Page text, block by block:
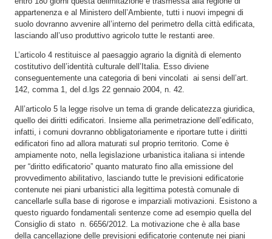
appartenenza e al Ministero dell’Ambiente, tutti i nuovi impegni di
suolo dovranno avvenire all’interno del perimetro della città edificata,
lasciando all’uso produttivo agricolo tutte le restanti aree.
L’articolo 4 restituisce al paesaggio agrario la dignità di elemento
costitutivo dell’identità culturale dell’Italia. Esso diviene
conseguentemente una categoria di beni vincolati ai sensi dell’art.
142, comma 1, del d.lgs 22 gennaio 2004, n. 42.
All’articolo 5 la legge risolve un tema di grande delicatezza giuridica,
quello dei diritti edificatori. Insieme alla perimetrazione dell’edificato,
infatti, i comuni dovranno obbligatoriamente e riportare tutte i diritti
edificatori fino ad allora maturati sul proprio territorio. Come è
ampiamente noto, nella legislazione urbanistica italiana si intende
per “diritto edificatorio” quanto maturato fino alla emissione del
provvedimento abilitativo, lasciando tutte le previsioni edificatorie
contenute nei piani urbanistici alla legittima potestà comunale di
cancellarle sulla base di rigorose e imparziali motivazioni. Esistono a
questo riguardo fondamentali sentenze come ad esempio quella del
Consiglio di stato n. 6656/2012.
La motivazione che è alla base
della cancellazione delle previsioni edificatorie contenute nei piani